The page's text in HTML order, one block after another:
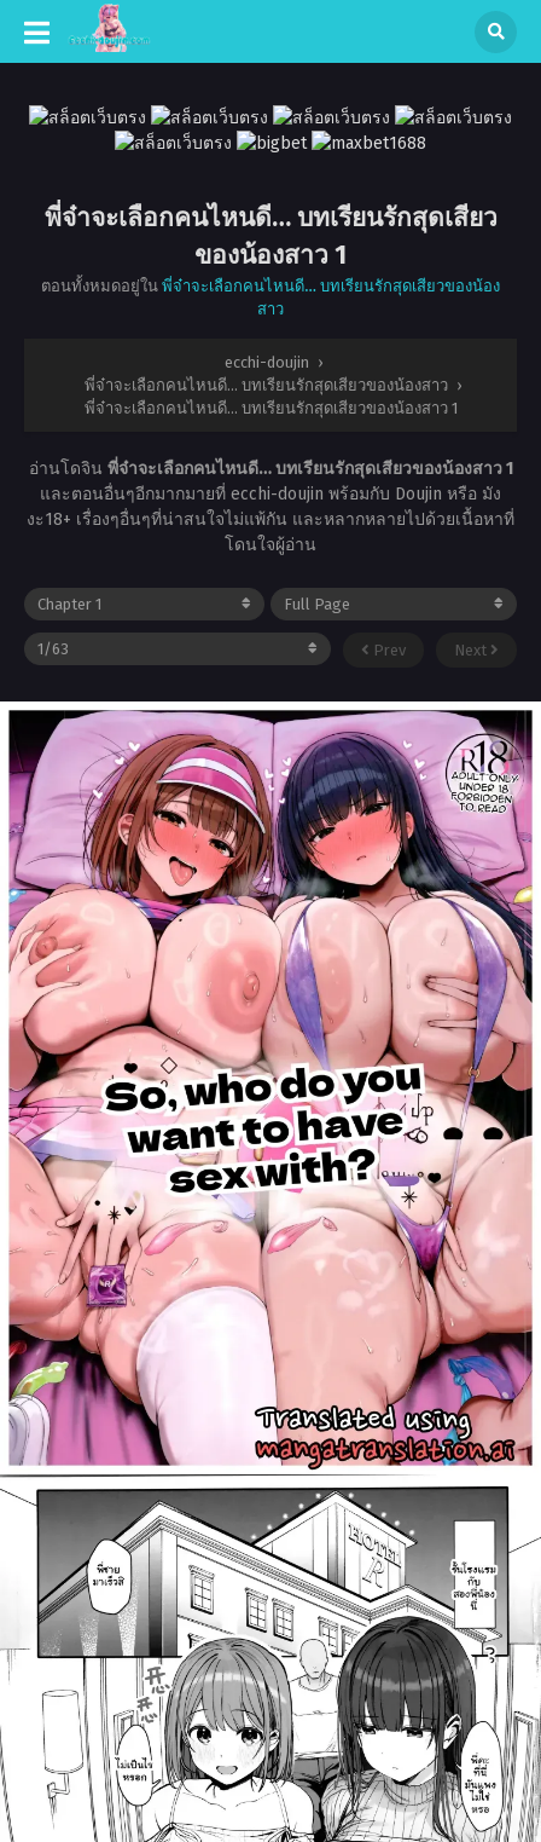
พี่จ๋าจะเลือกคนไหนดี… บทเรียนรักสุดเสียว
ของน้องสาว 1
ตอนทั้งหมดอยู่ใน พี่จ๋าจะเลือกคนไหนดี… บทเรียนรักสุดเสียวของน้อง
สาว
ecchi-doujin ›
พี่จ๋าจะเลือกคนไหนดี… บทเรียนรักสุดเสียวของน้องสาว ›
พี่จ๋าจะเลือกคนไหนดี… บทเรียนรักสุดเสียวของน้องสาว 1
อ่านโดจิน พี่จ๋าจะเลือกคนไหนดี… บทเรียนรักสุดเสียวของน้องสาว 1
และตอนอื่นๆอีกมากมายที่ ecchi-doujin พร้อมกับ Doujin หรือ มัง
งะ18+ เรื่องๆอื่นๆที่น่าสนใจไม่แพ้กัน และหลากหลายไปด้วยเนื้อหาที่
โดนใจผู้อ่าน
Prev Next